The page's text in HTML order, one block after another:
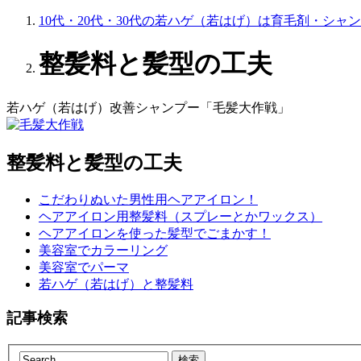
10代・20代・30代の若ハゲ（若はげ）は育毛剤・シャ
整髪料と髪型の工夫
若ハゲ（若はげ）改善シャンプー「毛髪大作戦」
整髪料と髪型の工夫
こだわりぬいた男性用ヘアアイロン！
ヘアアイロン用整髪料（スプレーとかワックス）
ヘアアイロンを使った髪型でごまかす！
美容室でカラーリング
美容室でパーマ
若ハゲ（若はげ）と整髪料
記事検索